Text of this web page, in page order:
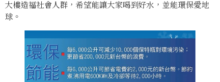
大樓造福社會人群，希望能讓大家喝到好水，並能環保愛地
球。